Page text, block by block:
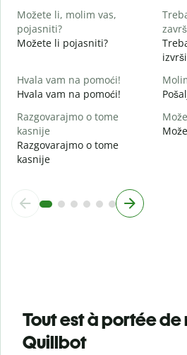
Možete li, molim vas,
pojasniti?
Možete li pojasniti?
Hvala vam na pomoći!
Hvala vam na pomoći!
Razgovarajmo o tome
kasnije
Razgovarajmo o tome
kasnije
Tout est à portée
Quillbot